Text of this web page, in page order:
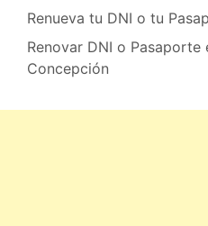
Renueva tu DNI o tu
Renovar DNI o Pasaporte
Concepción